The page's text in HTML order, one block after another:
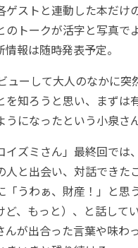
ゲストと連動した本だけ
のトークが活字と写真で
報は随時発表予定。
ューして大人のなかに突
を知ろうと思い、まずは
になったという小泉さん
イズミさん」最終回では
人と出会い、対話できた
「うわぁ、財産！」と思
ど、もっと）、と話して
んが出合った言葉や味わ